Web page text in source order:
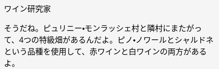
ワイン研究家
そうだね。ピュリニー・モンラッシェ村と隣村にまたがっ
て、4つの特級畑があるんだよ。ピノ・ノワールとシャルドネ
という品種を使用して、赤ワインと白ワインの両方がある
よ。